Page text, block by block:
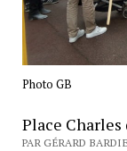
Photo GB
Place Charles
PAR GÉRARD